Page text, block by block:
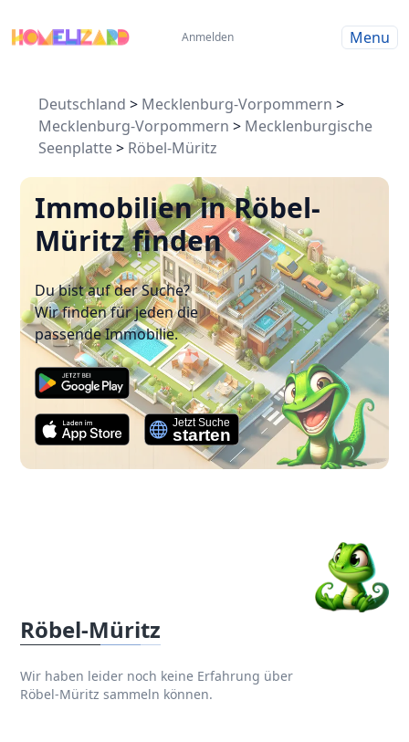
Anmelden Menu
Deutschland > Mecklenburg-Vorpommern >
Mecklenburg-Vorpommern > Mecklenburgische
Seenplatte> Röbel-Müritz
Immobilien in Röbel-
Müritz finden
Du bist auf der Suche?
Wir finden für jeden die
passende Immobilie.
Röbel-Müritz
Wir haben leider noch keine Erfahrung über
Röbel-Müritz sammeln können.